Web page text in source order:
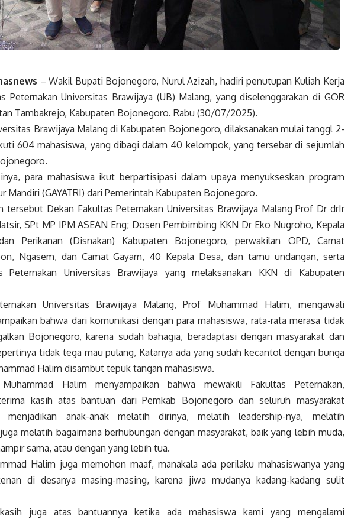
– Wakil Bupati Bojonegoro, Nurul Azizah, hadiri penutupan Kuliah Kerja
Peternakan Universitas Brawijaya (UB) Malang, yang diselenggarakan di GOR
Tambakrejo, Kabupaten Bojonegoro. Rabu (30/07/2025).
Brawijaya Malang di Kabupaten Bojonegoro, dilaksanakan mulai tanggl 2-
604 mahasiswa, yang dibagi dalam 40 kelompok, yang tersebar di sejumlah
para mahasiswa ikut berpartisipasi dalam upaya menyukseskan program
Mandiri (GAYATRI) dari Pemerintah Kabupaten Bojonegoro.
tersebut Dekan Fakultas Peternakan Universitas Brawijaya Malang Prof Dr drIr
SPt MP IPM ASEAN Eng; Dosen Pembimbing KKN Dr Eko Nugroho, Kepala
Perikanan (Disnakan) Kabupaten Bojonegoro, perwakilan OPD, Camat
Ngasem, dan Camat Gayam, 40 Kepala Desa, dan tamu undangan, serta
Peternakan Universitas Brawijaya yang melaksanakan KKN di Kabupaten
Universitas Brawijaya Malang, Prof Muhammad Halim, mengawali
bahwa dari komunikasi dengan para mahasiswa, rata-rata merasa tidak
Bojonegoro, karena sudah bahagia, beradaptasi dengan masyarakat dan
tidak tega mau pulang, Katanya ada yang sudah kecantol dengan bunga
Halim disambut tepuk tangan mahasiswa.
Halim menyampaikan bahwa mewakili Fakultas Peternakan,
kasih atas bantuan dari Pemkab Bojonegoro dan seluruh masyarakat
menjadikan anak-anak melatih dirinya, melatih leadership-nya, melatih
melatih bagaimana berhubungan dengan masyarakat, baik yang lebih muda,
sama, atau dengan yang lebih tua.
Halim juga memohon maaf, manakala ada perilaku mahasiswanya yang
di desanya masing-masing, karena jiwa mudanya kadang-kadang sulit
juga atas bantuannya ketika ada mahasiswa kami yang mengalami